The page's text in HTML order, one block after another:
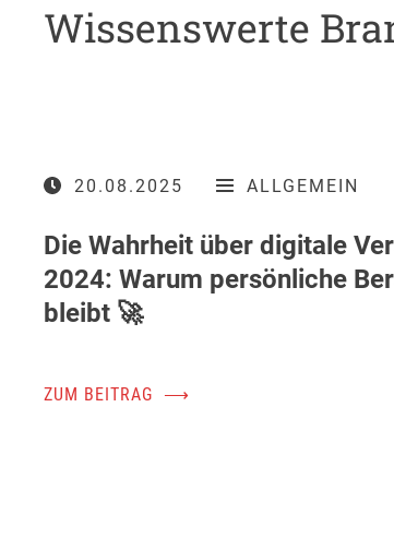
Wissenswerte
20.08.2025 ALLGEMEIN
Die Wahrheit über digitale
2024: Warum persönliche
bleibt 🚀
ZUM BEITRAG ⟶